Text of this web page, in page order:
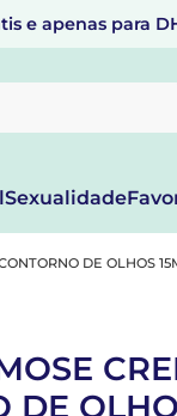
e apenas para
Sexualidade
DE OLHOS
DE